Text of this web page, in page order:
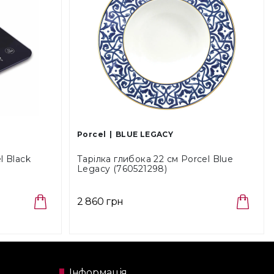
Black
Porcel BLUE LEGACY
Тарілка глибока 22 см Porcel Blue
Legacy (760521298)
2 860 грн